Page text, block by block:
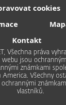
cookies
Kontakt
Všechna práva
jsou
známkami
America. Všechny
vlastníků.